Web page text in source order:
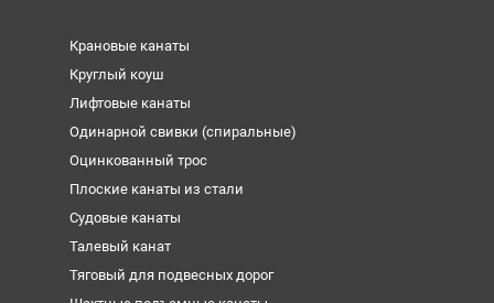
Крановые канаты
Круглый коуш
Лифтовые канаты
Одинарной свивки (спиральные)
Оцинкованный трос
Плоские канаты из стали
Судовые канаты
Талевый канат
Тяговый для подвесных дорог